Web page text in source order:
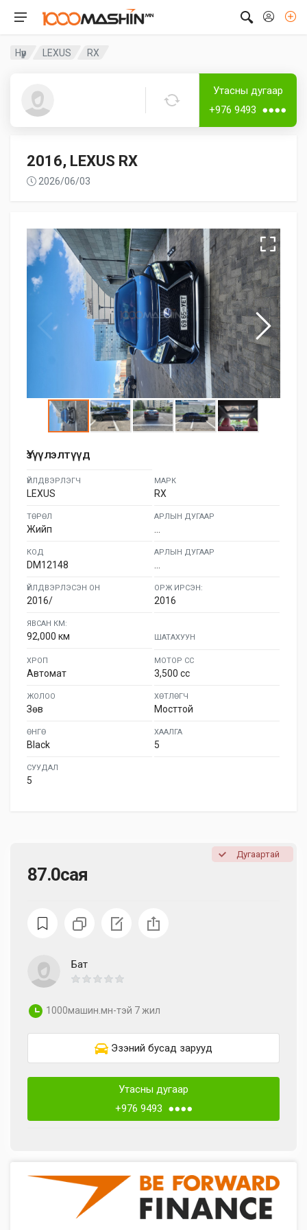
Нүүр LEXUS RX
Утасны дугаар
+976 9493 ●●●●
2016, LEXUS RX
2026/06/03
87.0сая
Дугаартай
Бат
1000машин.мн-тэй 7 жил
Эзэний бусад зарууд
Утасны дугаар
+976 9493 ●●●●
Үзүүлэлтүүд
ҮЙЛДВЭРЛЭГЧ
LEXUS
МАРК
RX
ТӨРӨЛ
Жийп
АРЛЫН ДУГААР
КОД
DM12148
АРЛЫН ДУГААР
ҮЙЛДВЭРЛЭСЭН ОН
2016/
ОРЖ ИРСЭН:
2016
ЯВСАН КМ:
92,000 км ШАТАХУУН
ХРОП
Автомат
МОТОР СС
3,500 cc
ЖОЛОО
Зөв
ХӨТЛӨГЧ
Мосттой
ӨНГӨ
Black
ХААЛГА
5
СУУДАЛ
5